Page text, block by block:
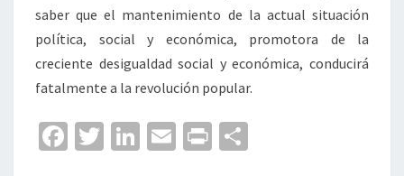
saber que el mantenimiento de la actual situación
política, social y económica, promotora de la
creciente desigualdad social y económica, conducirá
fatalmente a la revolución popular.
Fa T
Li
E
Pr